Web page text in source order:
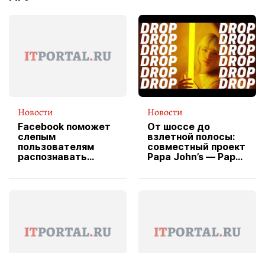
Новости
Facebook поможет
слепым
пользователям
распознавать
Новости
От шоссе до
взлетной полосы:
совместный проект
Papa John’s — Papa
вводит